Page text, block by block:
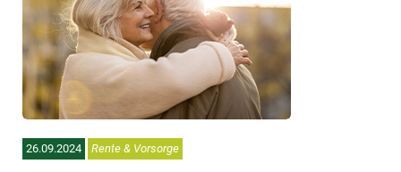
26.09.2024 Rente & Vorsorge